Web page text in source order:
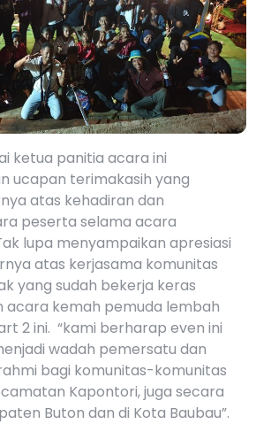
ketua panitia acara ini
ucapan terimakasih yang
atas kehadiran dan
peserta selama acara
lupa menyampaikan apresiasi
atas kerjasama komunitas
yang sudah bekerja keras
acara kemah pemuda lembah
2 ini. “kami berharap even ini
wadah pemersatu dan
bagi komunitas-komunitas
Kapontori, juga secara
Buton dan di Kota Baubau”.